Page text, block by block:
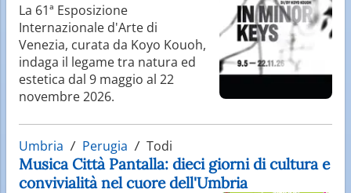
La 61ª Esposizione
Internazionale d'Arte di
Venezia, curata da Koyo Kouoh,
indaga il legame tra natura ed
estetica dal 9 maggio al 22
novembre 2026.
Umbria Perugia Todi
Musica Città Pantalla: dieci giorni di cultura e
convivialità nel cuore dell'Umbria